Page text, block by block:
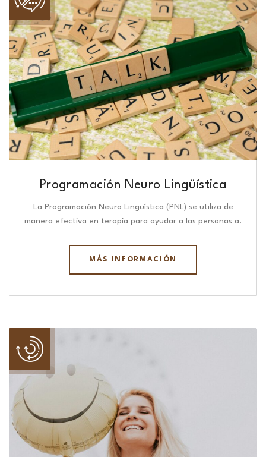
Programación Neuro Lingüística​
La Programación Neuro Lingüística (PNL) se utiliza de
manera efectiva en terapia para ayudar a las personas a.
MÁS INFORMACIÓN